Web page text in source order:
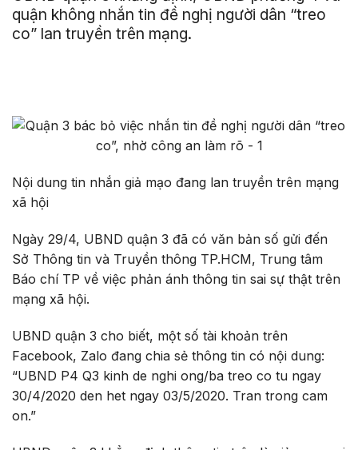
quận không nhắn tin đề nghị người dân “treo
co” lan truyền trên mạng.
Nội dung tin nhắn giả mạo đang lan truyền trên mạng
xã hội
Ngày 29/4, UBND quận 3 đã có văn bản số gửi đến
Sở Thông tin và Truyền thông TP.HCM, Trung tâm
Báo chí TP về việc phản ánh thông tin sai sự thật trên
mạng xã hội.
UBND quận 3 cho biết, một số tài khoản trên
Facebook, Zalo đang chia sẻ thông tin có nội dung:
“UBND P4 Q3 kinh de nghi ong/ba treo co tu ngay
30/4/2020 den het ngay 03/5/2020. Tran trong cam
on.”